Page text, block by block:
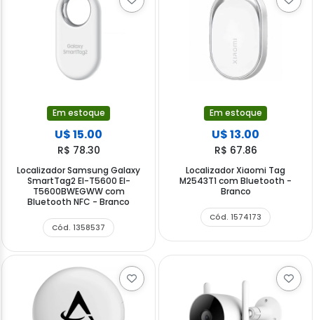
Em estoque
U$ 15.00
R$ 78.30
Localizador Samsung Galaxy
SmartTag2 El-T5600 EI-
T5600BWEGWW com
Bluetooth NFC - Branco
Cód. 1358537
Em estoque
U$ 13.00
R$ 67.86
Localizador Xiaomi Tag
M2543T1 com Bluetooth -
Branco
Cód. 1574173